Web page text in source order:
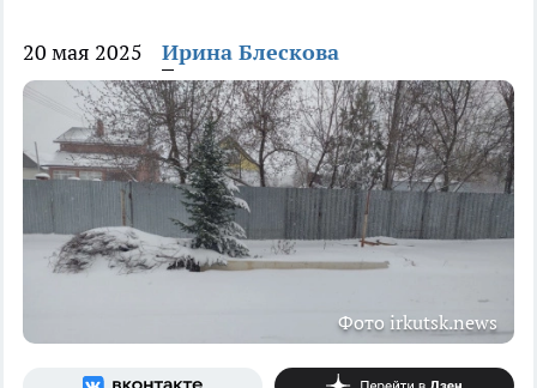
20 мая 2025 Ирина Блескова
Фото irkutsk.news